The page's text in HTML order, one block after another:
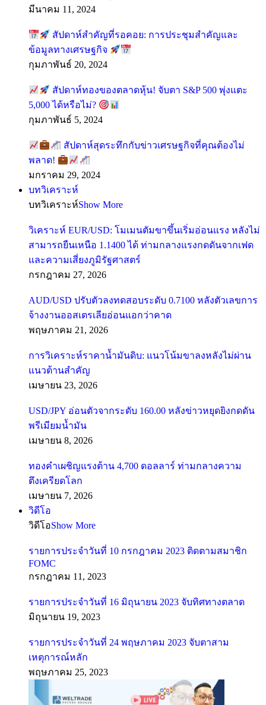
มีนาคม 11, 2024
สัปดาห์สำคัญที่รอคอย: การประชุมสำคัญและ
ข้อมูลทางเศรษฐกิจ
กุมภาพันธ์ 20, 2024
สัปดาห์ทองของตลาดหุ้น! จับตา S&P 500 พุ่งแตะ
5,000 ได้หรือไม่?
กุมภาพันธ์ 5, 2024
สัปดาห์สุดระทึกกับข่าวเศรษฐกิจที่คุณต้องไม่
พลาด!
มกราคม 29, 2024
บทวิเคราะห์
บทวิเคราะห์Show More
วิเคราะห์ EUR/USD: โมเมนตัมขาขึ้นเริ่มอ่อนแรง หลังไม่
สามารถยืนเหนือ 1.1400 ได้ ท่ามกลางแรงกดดันจากเฟด
และความเสี่ยงภูมิรัฐศาสตร์
กรกฎาคม 27, 2026
AUD/USD ปรับตัวลงทดสอบระดับ 0.7100 หลังตัวเลขการ
จ้างงานออสเตรเลียอ่อนแอกว่าคาด
พฤษภาคม 21, 2026
การวิเคราะห์ราคาน้ำมันดิบ: แนวโน้มขาลงหลังไม่ผ่าน
แนวต้านสำคัญ
เมษายน 23, 2026
USD/JPY อ่อนตัวจากระดับ 160.00 หลังข่าวหยุดยิงกดดัน
พรีเมียมน้ำมัน
เมษายน 8, 2026
ทองคำเผชิญแรงต้าน 4,700 ดอลลาร์ ท่ามกลางความ
ตึงเครียดโลก
เมษายน 7, 2026
วิดีโอ
วิดีโอShow More
รายการประจำวันที่ 10 กรกฎาคม 2023 ติดตามสมาชิก
FOMC
กรกฎาคม 11, 2023
รายการประจำวันที่ 16 มิถุนายน 2023 จับทิศทางตลาด
มิถุนายน 19, 2023
รายการประจำวันที่ 24 พฤษภาคม 2023 จับตาสาม
เหตุการณ์หลัก
พฤษภาคม 25, 2023